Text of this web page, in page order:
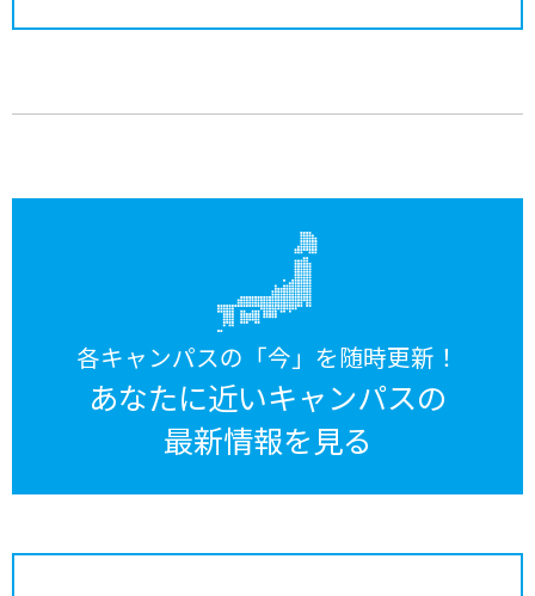
各キャンパスの「今」を随時更新！
あなたに近いキャンパスの
最新情報を見る